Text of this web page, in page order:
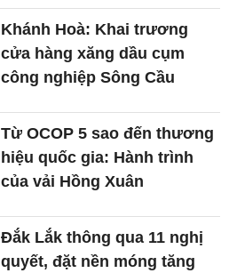
Khánh Hoà: Khai trương
cửa hàng xăng dầu cụm
công nghiệp Sông Cầu
Từ OCOP 5 sao đến thương
hiệu quốc gia: Hành trình
của vải Hồng Xuân
Đắk Lắk thông qua 11 nghị
quyết, đặt nền móng tăng